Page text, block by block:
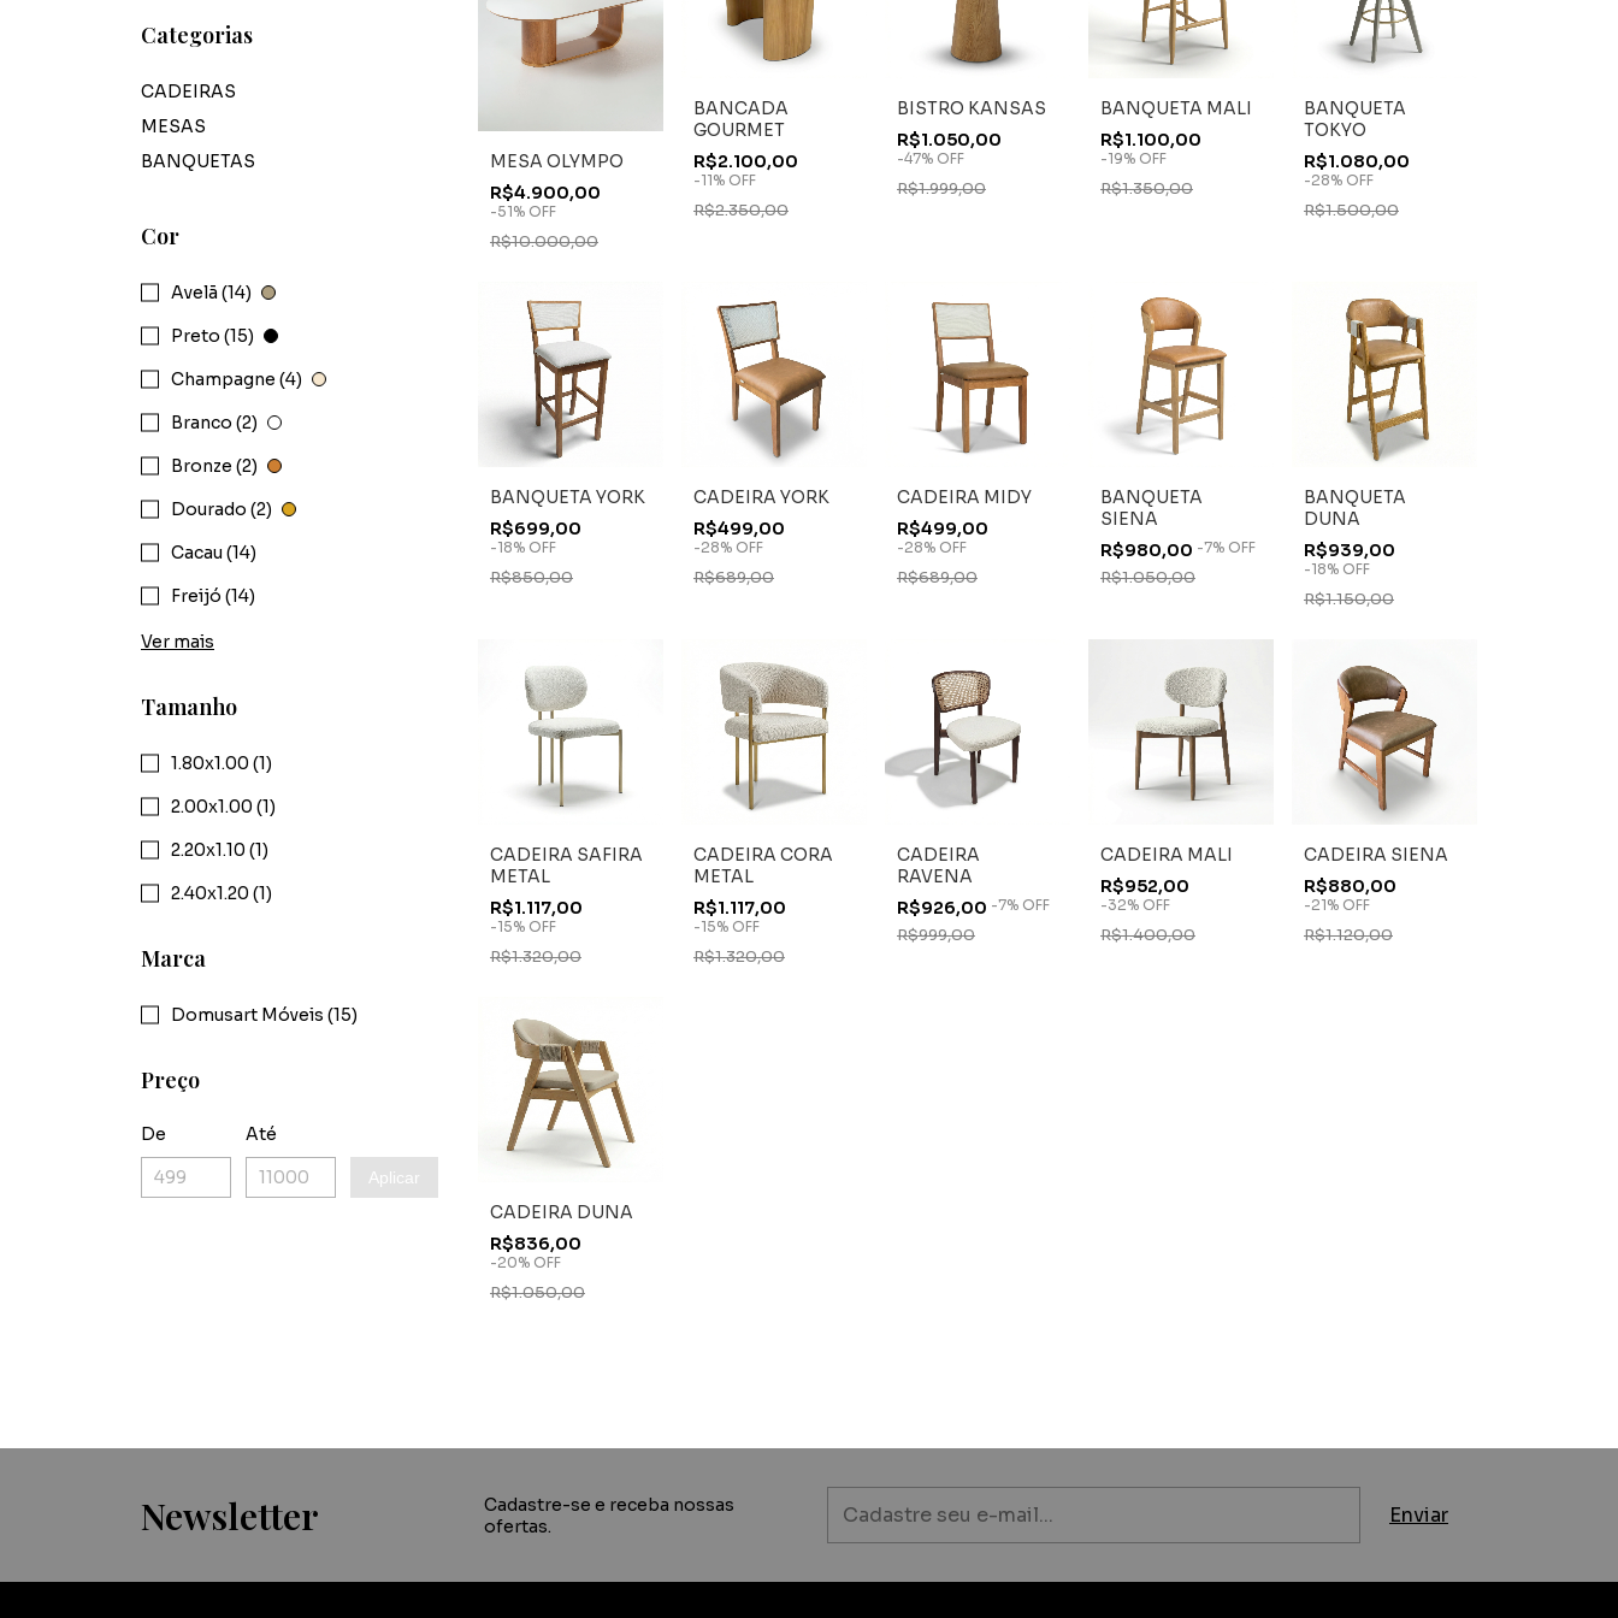
Categorias
CADEIRAS
MESAS
BANQUETAS
Cor
Avelã (14)
Preto (15)
Champagne (4)
Branco (2)
Bronze (2)
Dourado (2)
Cacau (14)
Freijó (14)
Ver mais
Tamanho
1.80x1.00 (1)
2.00x1.00 (1)
2.20x1.10 (1)
2.40x1.20 (1)
Marca
Domusart Móveis (15)
Preço
De Até
Aplicar
MESA OLYMPO
R$4.900,00
-51% OFF
R$10.000,00
BANCADA
GOURMET
R$2.100,00
-11% OFF
R$2.350,00
BISTRO KANSAS
R$1.050,00
-47% OFF
R$1.999,00
BANQUETA MALI
R$1.100,00
-19% OFF
R$1.350,00
BANQUETA
TOKYO
R$1.080,00
-28% OFF
R$1.500,00
BANQUETA YORK
R$699,00
-18% OFF
R$850,00
CADEIRA YORK
R$499,00
-28% OFF
R$689,00
CADEIRA MIDY
R$499,00
-28% OFF
R$689,00
BANQUETA
SIENA
R$980,00 -7% OFF
R$1.050,00
BANQUETA
DUNA
R$939,00
-18% OFF
R$1.150,00
CADEIRA SAFIRA
METAL
R$1.117,00
-15% OFF
R$1.320,00
CADEIRA CORA
METAL
R$1.117,00
-15% OFF
R$1.320,00
CADEIRA
RAVENA
R$926,00 -7% OFF
R$999,00
CADEIRA MALI
R$952,00
-32% OFF
R$1.400,00
CADEIRA SIENA
R$880,00
-21% OFF
R$1.120,00
CADEIRA DUNA
R$836,00
-20% OFF
R$1.050,00
Newsletter
Cadastre-se e receba nossas
ofertas.